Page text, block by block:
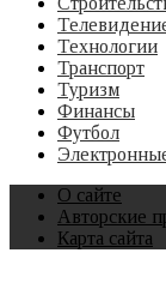
Технологии
Транспорт
Туризм
Финансы
Футбол
О сайте
Авторские
Карта сайта